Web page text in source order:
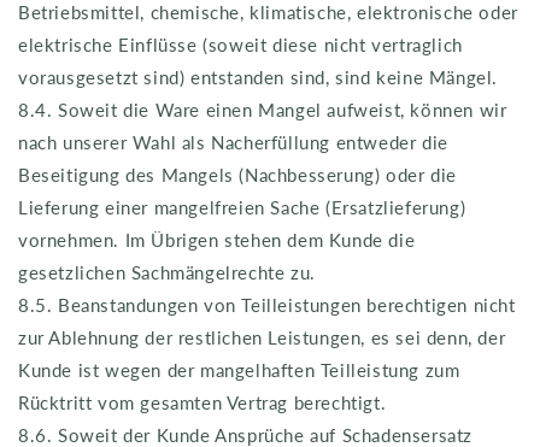
Betriebsmittel, chemische, klimatische, elektronische oder
elektrische Einflüsse (soweit diese nicht vertraglich
vorausgesetzt sind) entstanden sind, sind keine Mängel.
8.4. Soweit die Ware einen Mangel aufweist, können wir
nach unserer Wahl als Nacherfüllung entweder die
Beseitigung des Mangels (Nachbesserung) oder die
Lieferung einer mangelfreien Sache (Ersatzlieferung)
vornehmen. Im Übrigen stehen dem Kunde die
gesetzlichen Sachmängelrechte zu.
8.5. Beanstandungen von Teilleistungen berechtigen nicht
zur Ablehnung der restlichen Leistungen, es sei denn, der
Kunde ist wegen der mangelhaften Teilleistung zum
Rücktritt vom gesamten Vertrag berechtigt.
8.6. Soweit der Kunde Ansprüche auf Schadensersatz